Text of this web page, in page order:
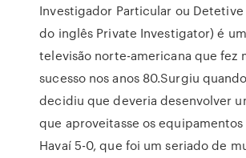
Investigador Particular ou Detetive
do inglês Private Investigator) é
televisão norte-americana que fez
sucesso nos anos 80.Surgiu
decidiu que deveria desenvolver
que aproveitasse os equipamentos
Havaí 5-0, que foi um seriado de